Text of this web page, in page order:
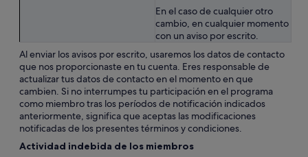
En el caso de cualquier otro
cambio, en cualquier momento
con un aviso por escrito.
Al enviar los avisos por escrito, usaremos los datos de contacto
que nos proporcionaste en tu cuenta. Eres responsable de
actualizar tus datos de contacto en el momento en que
cambien. Si no interrumpes tu participación en el programa
como miembro tras los períodos de notificación indicados
anteriormente, significa que aceptas las modificaciones
notificadas de los presentes términos y condiciones.
Actividad indebida de los miembros